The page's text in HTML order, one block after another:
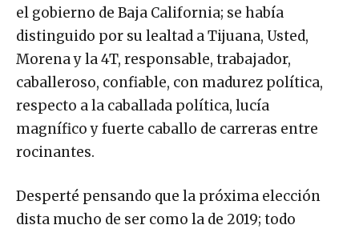
el gobierno de Baja California; se había
distinguido por su lealtad a Tijuana, Usted,
Morena y la 4T, responsable, trabajador,
caballeroso, confiable, con madurez política,
respecto a la caballada política, lucía
magnífico y fuerte caballo de carreras entre
rocinantes.
Desperté pensando que la próxima elección
dista mucho de ser como la de 2019; todo